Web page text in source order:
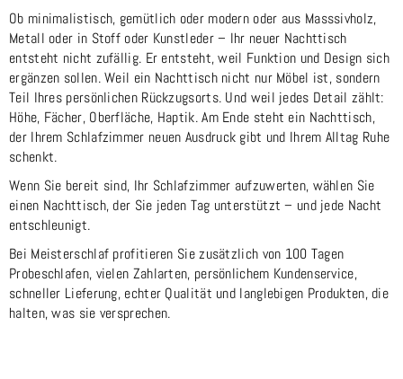
Ob minimalistisch, gemütlich oder modern oder aus Masssivholz,
Metall oder in Stoff oder Kunstleder – Ihr neuer Nachttisch
entsteht nicht zufällig. Er entsteht, weil Funktion und Design sich
ergänzen sollen. Weil ein Nachttisch nicht nur Möbel ist, sondern
Teil Ihres persönlichen Rückzugsorts. Und weil jedes Detail zählt:
Höhe, Fächer, Oberfläche, Haptik. Am Ende steht ein Nachttisch,
der Ihrem Schlafzimmer neuen Ausdruck gibt und Ihrem Alltag Ruhe
schenkt.
Wenn Sie bereit sind, Ihr Schlafzimmer aufzuwerten, wählen Sie
einen Nachttisch, der Sie jeden Tag unterstützt – und jede Nacht
entschleunigt.
Bei Meisterschlaf profitieren Sie zusätzlich von 100 Tagen
Probeschlafen, vielen Zahlarten, persönlichem Kundenservice,
schneller Lieferung, echter Qualität und langlebigen Produkten, die
halten, was sie versprechen.